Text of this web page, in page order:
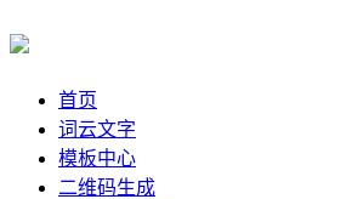
首页
词云文字
模板中心
二维码生成